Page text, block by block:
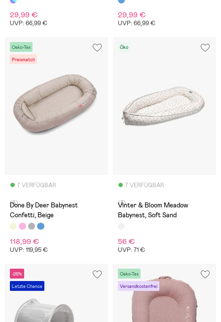
29,99 €
UVP: 66,99 €
29,99 €
UVP: 66,99 €
Oeko-Tex
Preismatch
7 VERFÜGBAR
(6)
Done By Deer Babynest
Confetti, Beige
118,99 €
UVP: 119,95 €
Öko
7 VERFÜGBAR
(3)
Vinter & Bloom Meadow
Babynest, Soft Sand
56 €
UVP: 71 €
-26%
Letzte Chance
Oeko-Tex
Versandkostenfrei